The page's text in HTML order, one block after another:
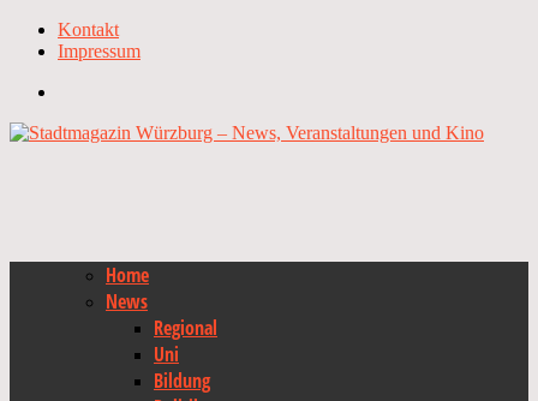
Kontakt
Impressum
Home
News
Regional
Uni
Bildung